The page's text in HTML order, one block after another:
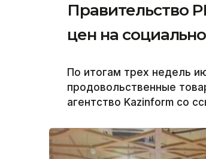
Правительство
цен на
По итогам трех недель
продовольственные
агентство Kazinform со